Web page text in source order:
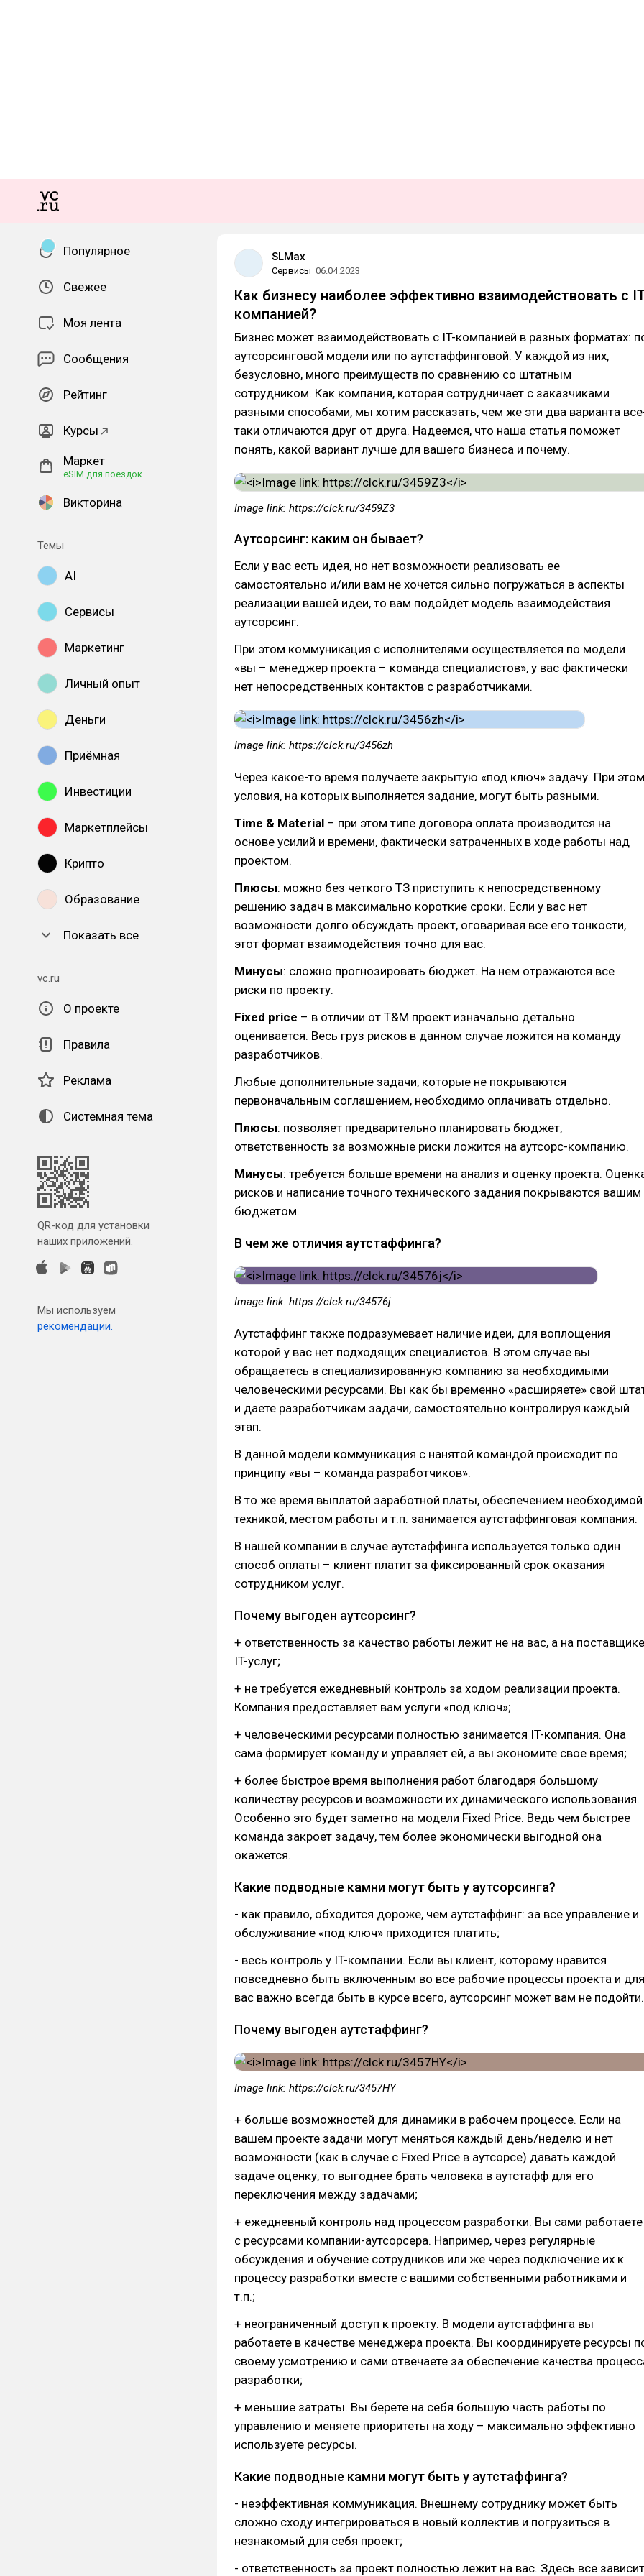
Популярное
Свежее
Моя лента
Сообщения
Рейтинг
Курсы
Маркет
eSIM для поездок
Викторина
Темы
AI
Сервисы
Маркетинг
Личный опыт
Деньги
Приёмная
Инвестиции
Маркетплейсы
Крипто
Образование
Показать все
vc.ru
О проекте
Правила
Реклама
Системная тема
QR-код для установки
наших приложений.
Мы используем
рекомендации.
SLMax
Сервисы 06.04.2023
Как бизнесу наиболее эффективно взаимодействовать с
компанией?
Бизнес может взаимодействовать с IT-компанией в разных форматах:
аутсорсинговой модели или по аутстаффинговой. У каждой из них,
безусловно, много преимуществ по сравнению со штатным
сотрудником. Как компания, которая сотрудничает с заказчиками
разными способами, мы хотим рассказать, чем же эти два варианта
таки отличаются друг от друга. Надеемся, что наша статья поможет
понять, какой вариант лучше для вашего бизнеса и почему.
Image link: https://clck.ru/3459Z3
Аутсорсинг: каким он бывает?
Если у вас есть идея, но нет возможности реализовать ее
самостоятельно и/или вам не хочется сильно погружаться в аспекты
реализации вашей идеи, то вам подойдёт модель взаимодействия
аутсорсинг.
При этом коммуникация с исполнителями осуществляется по модели
«вы – менеджер проекта – команда специалистов», у вас фактически
нет непосредственных контактов с разработчиками.
Image link: https://clck.ru/3456zh
Через какое-то время получаете закрытую «‎под ключ» задачу. При этом
условия, на которых выполняется задание, могут быть разными.
Time & Material – при этом типе договора оплата производится на
основе усилий и времени, фактически затраченных в ходе работы над
проектом.
Плюсы: можно без четкого ТЗ приступить к непосредственному
решению задач в максимально короткие сроки. Если у вас нет
возможности долго обсуждать проект, оговаривая все его тонкости,
этот формат взаимодействия точно для вас.
Минусы: сложно прогнозировать бюджет. На нем отражаются все
риски по проекту.
Fixed price – в отличии от T&M проект изначально детально
оценивается. Весь груз рисков в данном случае ложится на команду
разработчиков.
Любые дополнительные задачи, которые не покрываются
первоначальным соглашением, необходимо оплачивать отдельно.
Плюсы: позволяет предварительно планировать бюджет,
ответственность за возможные риски ложится на аутсорс-компанию.
Минусы: требуется больше времени на анализ и оценку проекта.
рисков и написание точного технического задания покрываются вашим
бюджетом.
В чем же отличия аутстаффинга?
Image link: https://clck.ru/34576j
Аутстаффинг также подразумевает наличие идеи, для воплощения
которой у вас нет подходящих специалистов. В этом случае вы
обращаетесь в специализированную компанию за необходимыми
человеческими ресурсами. Вы как бы временно «‎расширяете» свой
и даете разработчикам задачи, самостоятельно контролируя каждый
этап.
В данной модели коммуникация с нанятой командой происходит по
принципу «вы – команда разработчиков».
В то же время выплатой заработной платы, обеспечением необходимой
техникой, местом работы и т.п. занимается аутстаффинговая компания.
В нашей компании в случае аутстаффинга используется только один
способ оплаты – клиент платит за фиксированный срок оказания
сотрудником услуг.
Почему выгоден аутсорсинг?
+ ответственность за качество работы лежит не на вас, а на поставщике
IT-услуг;
+ не требуется ежедневный контроль за ходом реализации проекта.
Компания предоставляет вам услуги «‎под ключ»;
+ человеческими ресурсами полностью занимается IT-компания. Она
сама формирует команду и управляет ей, а вы экономите свое время;
+ более быстрое время выполнения работ благодаря большому
количеству ресурсов и возможности их динамического использования.
Особенно это будет заметно на модели Fixed Price. Ведь чем быстрее
команда закроет задачу, тем более экономически выгодной она
окажется.
Какие подводные камни могут быть у аутсорсинга?
- как правило, обходится дороже, чем аутстаффинг: за все управление и
обслуживание «под ключ» приходится платить;
- весь контроль у IT-компании. Если вы клиент, которому нравится
повседневно быть включенным во все рабочие процессы проекта и для
вас важно всегда быть в курсе всего, аутсорсинг может вам не подойти.
Почему выгоден аутстаффинг?
Image link: https://clck.ru/3457HY
+ больше возможностей для динамики в рабочем процессе. Если на
вашем проекте задачи могут меняться каждый день/неделю и нет
возможности (как в случае с Fixed Price в аутсорсе) давать каждой
задаче оценку, то выгоднее брать человека в аутстафф для его
переключения между задачами;
+ ежедневный контроль над процессом разработки. Вы сами работаете
с ресурсами компании-аутсорсера. Например, через регулярные
обсуждения и обучение сотрудников или же через подключение их к
процессу разработки вместе с вашими собственными работниками и
т.п.;
+ неограниченный доступ к проекту. В модели аутстаффинга вы
работаете в качестве менеджера проекта. Вы координируете ресурсы
своему усмотрению и сами отвечаете за обеспечение качества
разработки;
+ меньшие затраты. Вы берете на себя большую часть работы по
управлению и меняете приоритеты на ходу – максимально эффективно
используете ресурсы.
Какие подводные камни могут быть у аутстаффинга?
- неэффективная коммуникация. Внешнему сотруднику может быть
сложно сходу интегрироваться в новый коллектив и погрузиться в
незнакомый для себя проект;
- ответственность за проект полностью лежит на вас. Здесь все зависит